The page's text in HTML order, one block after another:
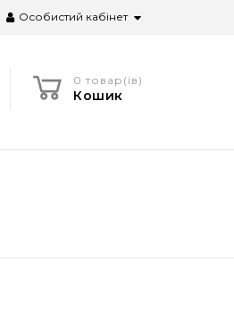
Особистий кабінет
0 товар(ів)
Кошик